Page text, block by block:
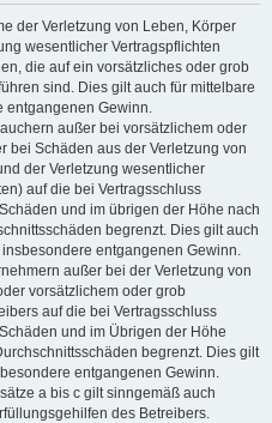
der Verletzung von Leben, Körper
wesentlicher Vertragspflichten
die auf ein vorsätzliches oder grob
sind. Dies gilt auch für mittelbare
Gewinn.
außer bei vorsätzlichem oder
bei Schäden aus der Verletzung von
der Verletzung wesentlicher
auf die bei Vertragsschluss
und im übrigen der Höhe nach
begrenzt. Dies gilt auch
entgangenen Gewinn.
außer bei der Verletzung von
vorsätzlichem oder grob
auf die bei Vertragsschluss
und im Übrigen der Höhe
begrenzt. Dies gilt
entgangenen Gewinn.
a bis c gilt sinngemäß auch
des Betreibers.